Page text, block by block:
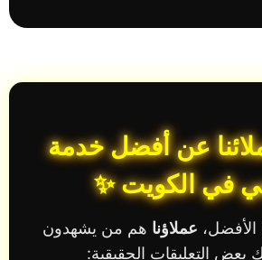
عن أفضل خدمة
في الكويت ✨
الأفضل، عملاؤنا هم من يشهدون
بعض التعليقات الحقيقية: